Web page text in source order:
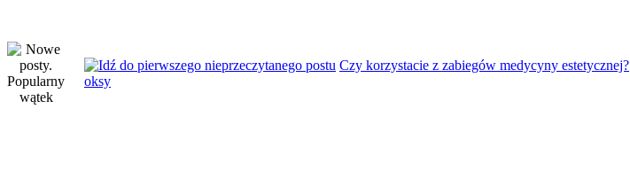
Czy korzystacie z zabiegów medycyny estetycznej?
oksy